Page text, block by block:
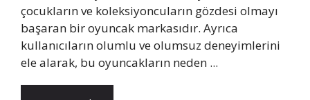
çocukların ve koleksiyoncuların gözdesi olmayı
başaran bir oyuncak markasıdır. Ayrıca
kullanıcıların olumlu ve olumsuz deneyimlerini
ele alarak, bu oyuncakların neden ...